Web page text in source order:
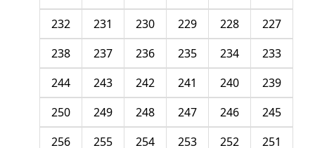
227
228
229
230
231
232
233
234
235
236
237
238
239
240
241
242
243
244
245
246
247
248
249
250
251
252
253
254
255
256